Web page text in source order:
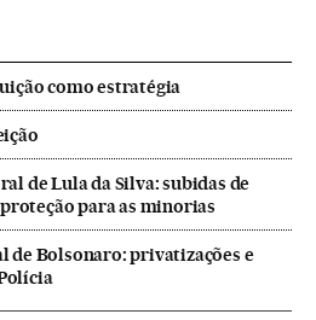
como estratégia
de Lula da Silva: subidas de
para as minorias
de Bolsonaro: privatizações e